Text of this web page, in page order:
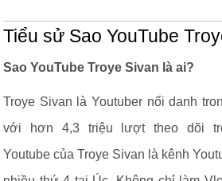
Tiểu sử Sao YouTube
Sao YouTube Troye Sivan là ai?
Troye Sivan là Youtuber nổi danh
với hơn 4,3 triệu lượt theo dõi
Youtube của Troye Sivan là kênh